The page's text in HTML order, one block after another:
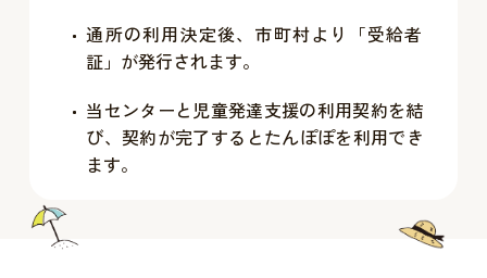
通所の利用決定後、市町村より「受給者
証」が発行されます。
当センターと児童発達支援の利用契約を結
び、契約が完了するとたんぽぽを利用でき
ます。